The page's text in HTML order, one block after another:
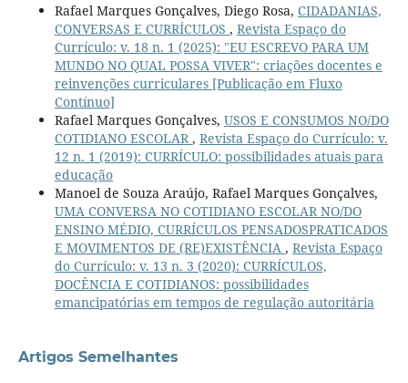
Rafael Marques Gonçalves, Diego Rosa, CIDADANIAS,
CONVERSAS E CURRÍCULOS , Revista Espaço do
Currículo: v. 18 n. 1 (2025): "EU ESCREVO PARA UM
MUNDO NO QUAL POSSA VIVER": criações docentes e
reinvenções curriculares [Publicação em Fluxo
Contínuo]
Rafael Marques Gonçalves, USOS E CONSUMOS NO/DO
COTIDIANO ESCOLAR , Revista Espaço do Currículo: v.
12 n. 1 (2019): CURRÍCULO: possibilidades atuais para
educação
Manoel de Souza Araújo, Rafael Marques Gonçalves,
UMA CONVERSA NO COTIDIANO ESCOLAR NO/DO
ENSINO MÉDIO, CURRÍCULOS PENSADOSPRATICADOS
E MOVIMENTOS DE (RE)EXISTÊNCIA , Revista Espaço
do Currículo: v. 13 n. 3 (2020): CURRÍCULOS,
DOCÊNCIA E COTIDIANOS: possibilidades
emancipatórias em tempos de regulação autoritária
Artigos Semelhantes